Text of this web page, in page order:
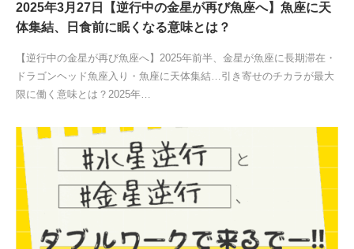
2025年3月27日【逆行中の金星が再び魚座へ】魚座に天
体集結、日食前に眠くなる意味とは？
【逆行中の金星が再び魚座へ】2025年前半、金星が魚座に長期滞在・
ドラゴンヘッド魚座入り・魚座に天体集結…引き寄せのチカラが最大
限に働く意味とは？2025年…